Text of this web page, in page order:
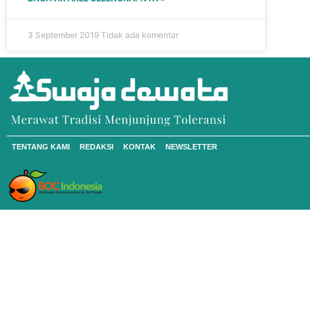
3 September 2019 Tidak ada komentar
TENTANG KAMI REDAKSI KONTAK NEWSLETTER